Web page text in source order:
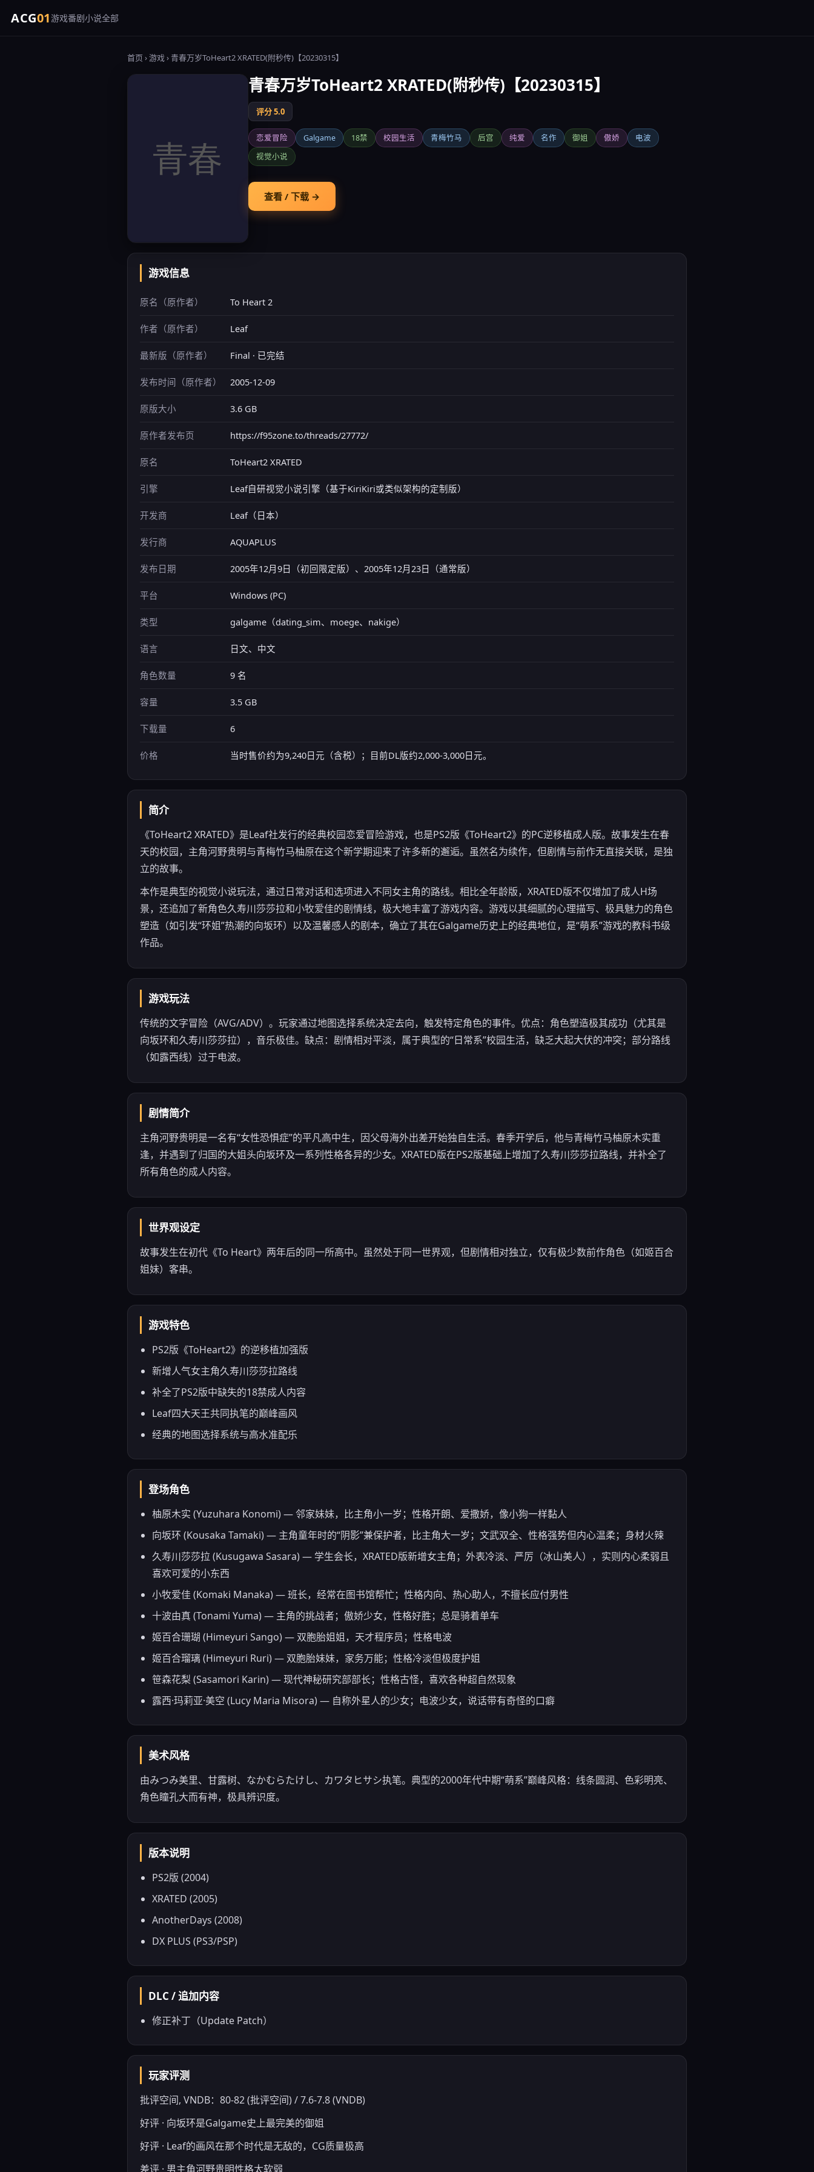
ACG01游戏番剧小说全部
首页 ›游戏› 青春万岁ToHeart2 XRATED(附秒传)【20230315】
青春万岁ToHeart2 XRATED(附秒传)【20230315】
评分 5.0
恋爱冒险 Galgame 18禁 校园生活 青梅竹马 后宫 纯爱 名作 御姐 傲娇
电波
视觉小说
查看 / 下载 →
游戏信息
原名（原作者） To Heart 2
作者（原作者） Leaf
最新版（原作者） Final · 已完结
发布时间（原作者） 2005-12-09
原版大小 3.6 GB
原作者发布页 https://f95zone.to/threads/27772/
原名 ToHeart2 XRATED
引擎 Leaf自研视觉小说引擎（基于KiriKiri或类似架构的定制版）
开发商 Leaf（日本）
发行商 AQUAPLUS
发布日期 2005年12月9日（初回限定版）、2005年12月23日（通常版）
平台 Windows (PC)
类型 galgame（dating_sim、moege、nakige）
语言 日文、中文
角色数量 9 名
容量 3.5 GB
下载量 6
价格 当时售价约为9,240日元（含税）；目前DL版约2,000-3,000日元。
简介
《ToHeart2 XRATED》是Leaf社发行的经典校园恋爱冒险游戏，也是PS2版《ToHeart2》的PC逆移植成人版。故事发生在春
天的校园，主角河野贵明与青梅竹马柚原在这个新学期迎来了许多新的邂逅。虽然名为续作，但剧情与前作无直接关联，是独
立的故事。
本作是典型的视觉小说玩法，通过日常对话和选项进入不同女主角的路线。相比全年龄版，XRATED版不仅增加了成人H场
景，还追加了新角色久寿川莎莎拉和小牧爱佳的剧情线，极大地丰富了游戏内容。游戏以其细腻的心理描写、极具魅力的角色
塑造（如引发“环姐”热潮的向坂环）以及温馨感人的剧本，确立了其在Galgame历史上的经典地位，是“萌系”游戏的教科书级
作品。
游戏玩法
传统的文字冒险（AVG/ADV）。玩家通过地图选择系统决定去向，触发特定角色的事件。优点：角色塑造极其成功（尤其是
向坂环和久寿川莎莎拉），音乐极佳。缺点：剧情相对平淡，属于典型的“日常系”校园生活，缺乏大起大伏的冲突；部分路线
（如露西线）过于电波。
剧情简介
主角河野贵明是一名有“女性恐惧症”的平凡高中生，因父母海外出差开始独自生活。春季开学后，他与青梅竹马柚原木实重
逢，并遇到了归国的大姐头向坂环及一系列性格各异的少女。XRATED版在PS2版基础上增加了久寿川莎莎拉路线，并补全了
所有角色的成人内容。
世界观设定
故事发生在初代《To Heart》两年后的同一所高中。虽然处于同一世界观，但剧情相对独立，仅有极少数前作角色（如姬百合
姐妹）客串。
游戏特色
PS2版《ToHeart2》的逆移植加强版
新增人气女主角久寿川莎莎拉路线
补全了PS2版中缺失的18禁成人内容
Leaf四大天王共同执笔的巅峰画风
经典的地图选择系统与高水准配乐
登场角色
柚原木实 (Yuzuhara Konomi) — 邻家妹妹，比主角小一岁；性格开朗、爱撒娇，像小狗一样黏人
向坂环 (Kousaka Tamaki) — 主角童年时的“阴影”兼保护者，比主角大一岁；文武双全、性格强势但内心温柔；身材火辣
久寿川莎莎拉 (Kusugawa Sasara) — 学生会长，XRATED版新增女主角；外表冷淡、严厉（冰山美人），实则内心柔弱且
喜欢可爱的小东西
小牧爱佳 (Komaki Manaka) — 班长，经常在图书馆帮忙；性格内向、热心助人，不擅长应付男性
十波由真 (Tonami Yuma) — 主角的挑战者；傲娇少女，性格好胜；总是骑着单车
姬百合珊瑚 (Himeyuri Sango) — 双胞胎姐姐，天才程序员；性格电波
姬百合瑠璃 (Himeyuri Ruri) — 双胞胎妹妹，家务万能；性格冷淡但极度护姐
笹森花梨 (Sasamori Karin) — 现代神秘研究部部长；性格古怪，喜欢各种超自然现象
露西·玛莉亚·美空 (Lucy Maria Misora) — 自称外星人的少女；电波少女，说话带有奇怪的口癖
美术风格
由みつみ美里、甘露树、なかむらたけし、カワタヒサシ执笔。典型的2000年代中期“萌系”巅峰风格：线条圆润、色彩明亮、
角色瞳孔大而有神，极具辨识度。
版本说明
PS2版 (2004)
XRATED (2005)
AnotherDays (2008)
DX PLUS (PS3/PSP)
DLC / 追加内容
修正补丁（Update Patch）
玩家评测
批评空间, VNDB：80-82 (批评空间) / 7.6-7.8 (VNDB)
好评 · 向坂环是Galgame史上最完美的御姐
好评 · Leaf的画风在那个时代是无敌的，CG质量极高
差评 · 男主角河野贵明性格太软弱